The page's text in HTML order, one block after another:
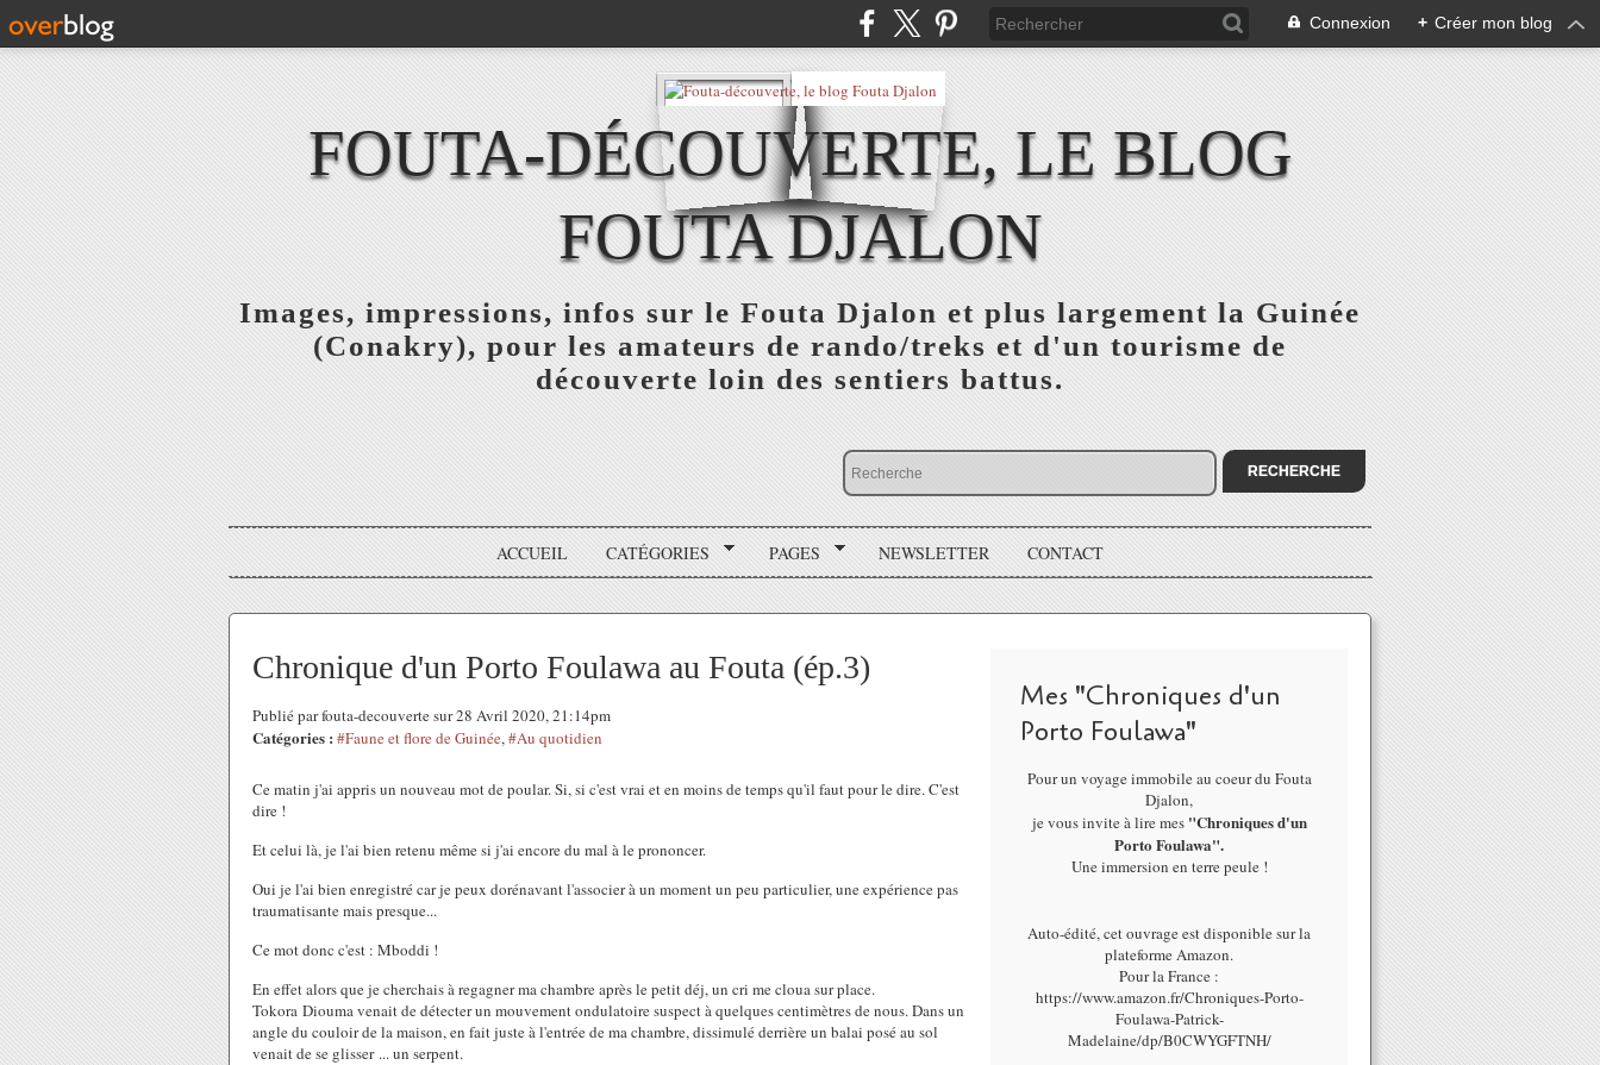
Connexion + Créer mon blog
FOUTA-DÉCOUVERTE, LE BLOG
FOUTA DJALON
Images, impressions, infos sur le Fouta Djalon et plus largement la Guinée
(Conakry), pour les amateurs de rando/treks et d'un tourisme de
découverte loin des sentiers battus.
ACCUEIL CATÉGORIES PAGES NEWSLETTER CONTACT
Chronique d'un Porto Foulawa au Fouta (ép.3)
Publié par fouta-decouverte sur 28 Avril 2020, 21:14pm
Catégories : #Faune et flore de Guinée,#Au quotidien
Ce matin j'ai appris un nouveau mot de poular. Si, si c'est vrai et en moins de temps qu'il faut pour le dire. C'est
dire !
Et celui là, je l'ai bien retenu même si j'ai encore du mal à le prononcer.
Oui je l'ai bien enregistré car je peux dorénavant l'associer à un moment un peu particulier, une expérience pas
traumatisante mais presque...
Ce mot donc c'est : Mboddi !
En effet alors que je cherchais à regagner ma chambre après le petit déj, un cri me cloua sur place.
Tokora Diouma venait de détecter un mouvement ondulatoire suspect à quelques centimètres de nous. Dans un
angle du couloir de la maison, en fait juste à l'entrée de ma chambre, dissimulé derrière un balai posé au sol
venait de se glisser ... un serpent.
Mes "Chroniques d'un
Porto Foulawa"
Pour un voyage immobile au coeur du Fouta
Djalon,
je vous invite à lire mes "Chroniques d'un
Porto Foulawa".
Une immersion en terre peule !
Auto-édité, cet ouvrage est disponible sur la
plateforme Amazon.
Pour la France :
https://www.amazon.fr/Chroniques-Porto-
Foulawa-Patrick-
Madelaine/dp/B0CWYGFTNH/